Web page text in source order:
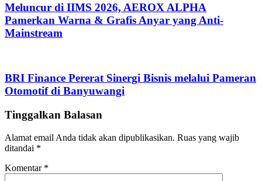
Meluncur di IIMS 2026, AEROX ALPHA
Pamerkan Warna & Grafis Anyar yang Anti-
Mainstream
BRI Finance Pererat Sinergi Bisnis melalui Pameran
Otomotif di Banyuwangi
Tinggalkan Balasan
Alamat email Anda tidak akan dipublikasikan. Ruas yang wajib
ditandai *
Komentar *